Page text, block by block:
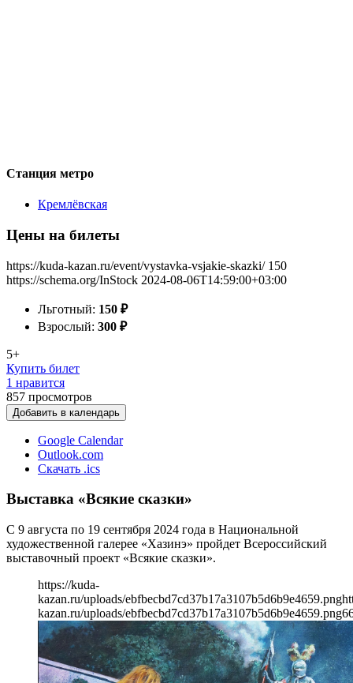
Станция метро
Кремлёвская
Цены на билеты
https://kuda-kazan.ru/event/vystavka-vsjakie-skazki/ 150
https://schema.org/InStock 2024-08-06T14:59:00+03:00
Льготный: 150 ₽
Взрослый: 300 ₽
5+
Купить билет
1 нравится
857 просмотров
Добавить в календарь
Google Calendar
Outlook.com
Скачать .ics
Выставка «Всякие сказки»
С 9 августа по 19 сентября 2024 года в Национальной
художественной галерее «Хазинэ» пройдет Всероссийский
выставочный проект «Всякие сказки».
https://kuda-
kazan.ru/uploads/ebfbecbd7cd37b17a3107b5d6b9e4659.png
kazan.ru/uploads/ebfbecbd7cd37b17a3107b5d6b9e4659.png